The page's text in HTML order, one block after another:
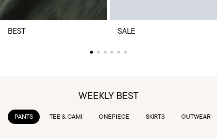
BEST SALE
WEEKLY BEST
TEE & CAMI ONEPIECE SKIRTS OUTWEAR KNIT &